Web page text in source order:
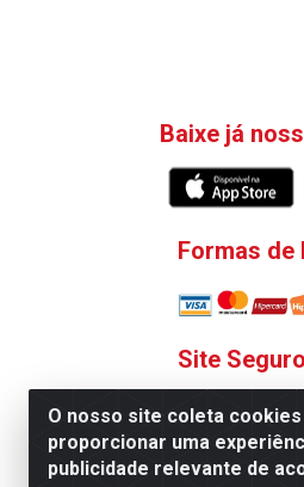
O nosso site coleta
proporcionar uma
publicidade relevante de
Baixe já
Formas de
Site Seguro